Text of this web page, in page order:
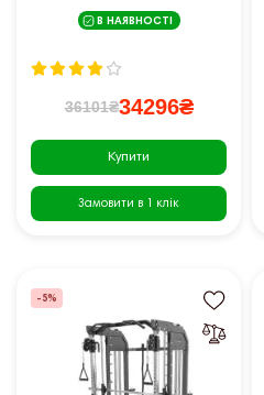
Rack PW60В НАЯВНОСТІ
36101₴34296₴
Купити
Замовити в 1 клік
-5%